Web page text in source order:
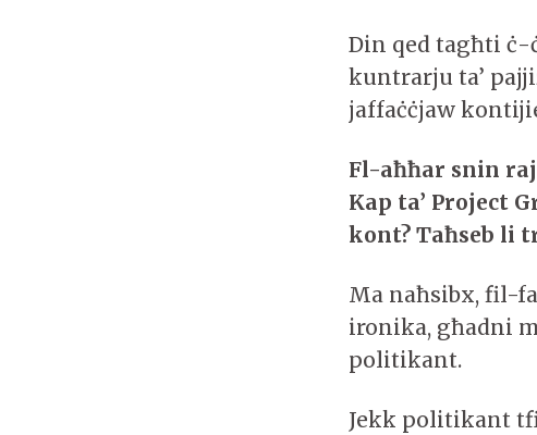
Din qed tagħti
kuntrarju ta’
jaffaċċjaw
Fl-aħħar snin
Kap ta’ Project
kont? Taħseb li
Ma naħsibx, fil-
ironika, għadni
politikant.
Jekk politikant